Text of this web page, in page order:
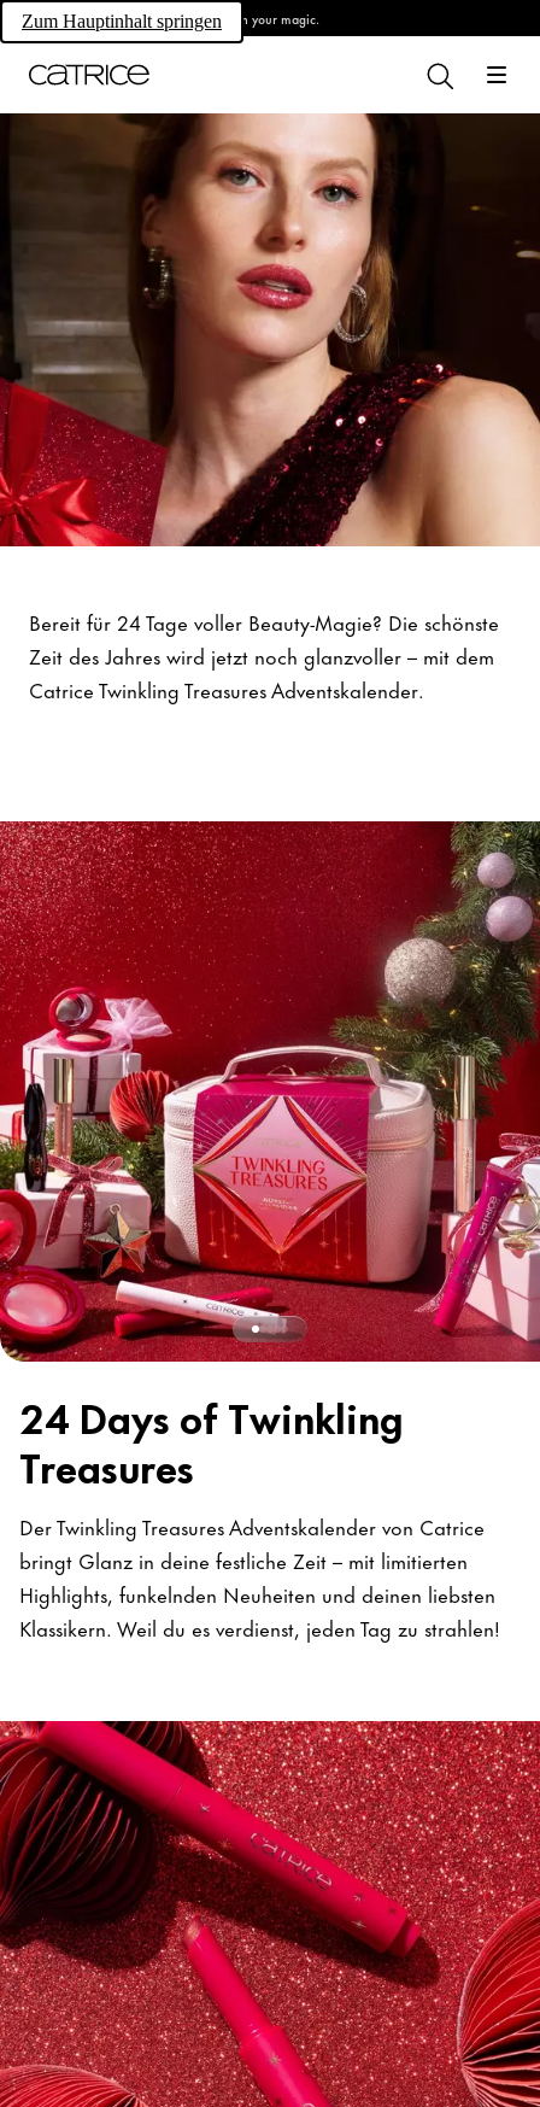
Zum Hauptinhalt springen Own your magic.
Bereit für 24 Tage voller Beauty-Magie? Die schönste
Zeit des Jahres wird jetzt noch glanzvoller – mit dem
Catrice Twinkling Treasures Adventskalender.
24 Days of Twinkling
Treasures
Der Twinkling Treasures Adventskalender von Catrice
bringt Glanz in deine festliche Zeit – mit limitierten
Highlights, funkelnden Neuheiten und deinen liebsten
Klassikern. Weil du es verdienst, jeden Tag zu strahlen!